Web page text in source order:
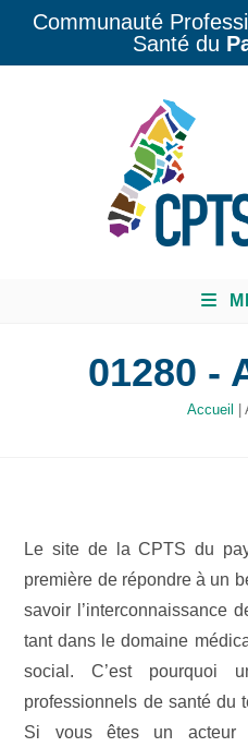
Communauté
Santé du
01280 -
Accueil |
Le site de la CPTS du
première de répondre à un
savoir l’interconnaissance
tant dans le domaine
social. C’est pourquoi
professionnels de santé du
Si vous êtes un acteur